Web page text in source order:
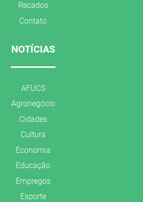
Recados
Contato
NOTÍCIAS
AFUCS
Agronegócio
Cidades
Cultura
Economia
Educação
Empregos
Esporte